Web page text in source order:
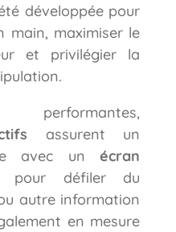
développée pour
main, maximiser le
et privilégier la
performantes,
assurent un
avec un
écran
pour défiler du
autre information
en mesure